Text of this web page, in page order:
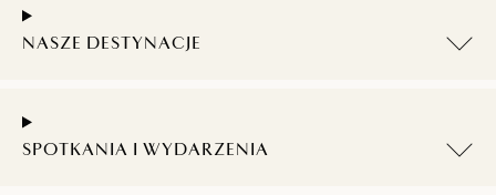
NASZE DESTYNACJE
SPOTKANIA I WYDARZENIA